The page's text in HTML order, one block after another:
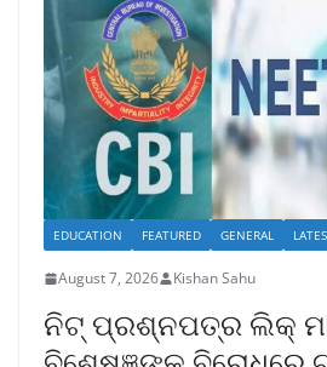
EDUCATION FEATURED GENERAL
August 7, 2026 Kishan Sahu
ନିଟ୍ ପ୍ରଶ୍ନପତ୍ର ଲିକ୍